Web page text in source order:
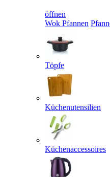
öffnen
Wok Pfannen
Töpfe
Küchenutensilien
Küchenaccessoires